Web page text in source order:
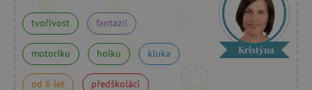
tvořivost fantazii
motoriku holku kluka
od 6 let předškoláci
Kristýna